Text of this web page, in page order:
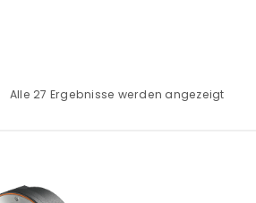
Alle 27 Ergebnisse werden angezeigt